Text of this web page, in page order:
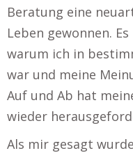
Beratung eine
Leben gewonnen.
warum ich in
war und meine
Auf und Ab hat
wieder
Als mir gesagt